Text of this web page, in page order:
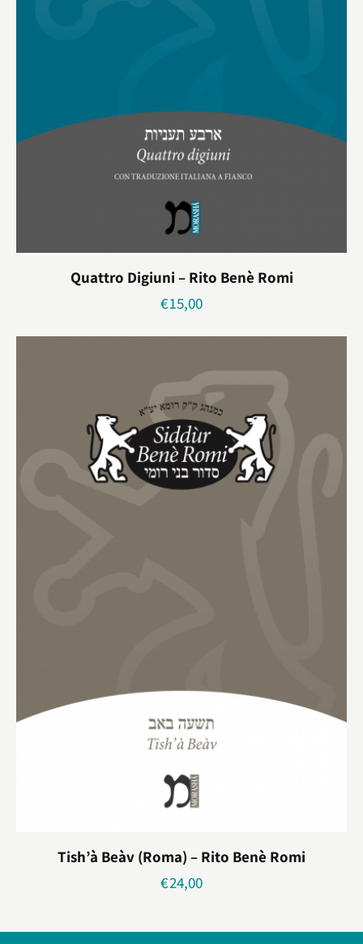
Quattro Digiuni – Rito Benè Romi
€15,00
Tish’à Beàv (Roma) – Rito Benè Romi
€24,00